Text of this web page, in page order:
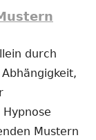
durch
Mustern